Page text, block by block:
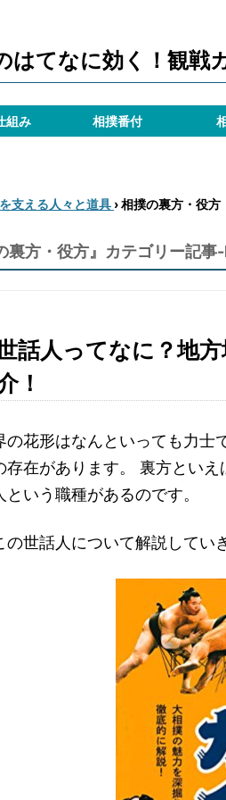
はてなに効く！観戦
組み 相撲番付
支える人々と道具 ›相撲の裏方・役方
裏方・役方』カテゴリー記
話人ってなに？地
！
の花形はなんといっても力士
存在があります。 裏方とい
という職種があるのです。
の世話人について解説してい